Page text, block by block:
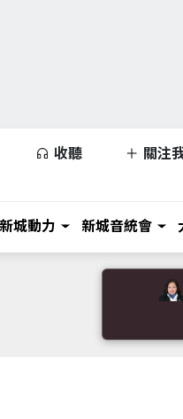
收聽 關注
新城動力 新城音統會